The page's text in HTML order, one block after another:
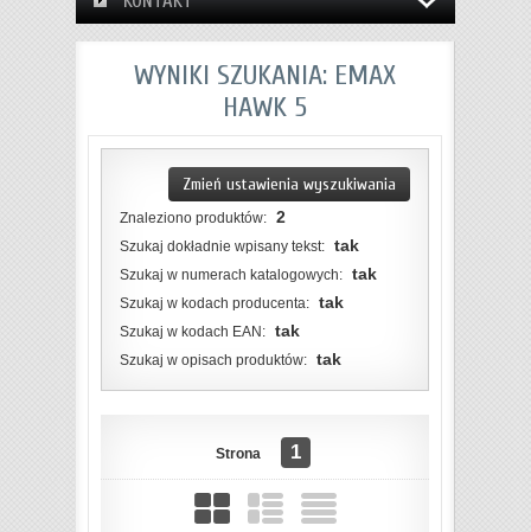
WYNIKI SZUKANIA: EMAX
HAWK 5
Zmień ustawienia wyszukiwania
Znaleziono produktów: 2
Szukaj dokładnie wpisany tekst: tak
Szukaj w numerach katalogowych: tak
Szukaj w kodach producenta: tak
Szukaj w kodach EAN: tak
Szukaj w opisach produktów: tak
Strona 1